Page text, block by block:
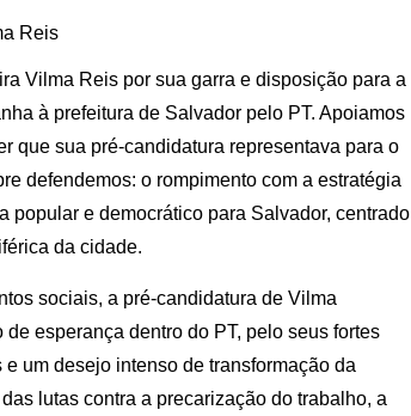
Reis
Vilma Reis por sua garra e disposição para a
à prefeitura de Salvador pelo PT. Apoiamos
que sua pré-candidatura representava para o
defendemos: o rompimento com a estratégia
popular e democrático para Salvador, centrado
da cidade.
sociais, a pré-candidatura de Vilma
esperança dentro do PT, pelo seus fortes
um desejo intenso de transformação da
lutas contra a precarização do trabalho, a